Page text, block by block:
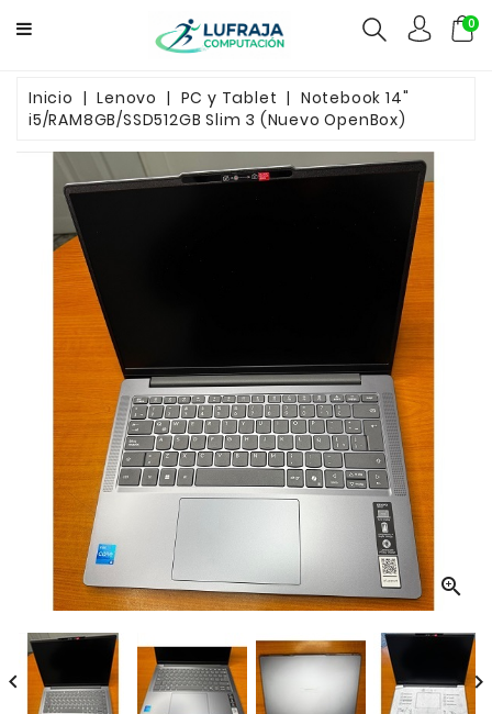
GAMERS
FUENTES
CCTV
REDES
ELECTRO
0
Inicio Lenovo PC y Tablet
Notebook 14"
i5/RAM8GB/SSD512GB Slim 3 (Nuevo OpenBox)

 